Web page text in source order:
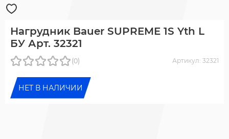
Нагрудник Bauer SUPREME 1S Yth L
БУ Арт. 32321
(0) Артикул: 32321
НЕТ В НАЛИЧИИ